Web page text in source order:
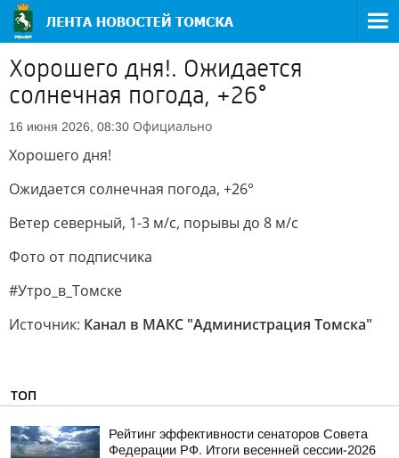
Хорошего дня!. Ожидается
солнечная погода, +26°
16 июня 2026, 08:30 Официально
Хорошего дня!
Ожидается солнечная погода, +26°
Ветер северный, 1-3 м/с, порывы до 8 м/с
Фото от подписчика
#Утро_в_Томске
Источник: Канал в МАКС "Администрация Томска"
ТОП
Рейтинг эффективности сенаторов Совета
Федерации РФ. Итоги весенней сессии-2026